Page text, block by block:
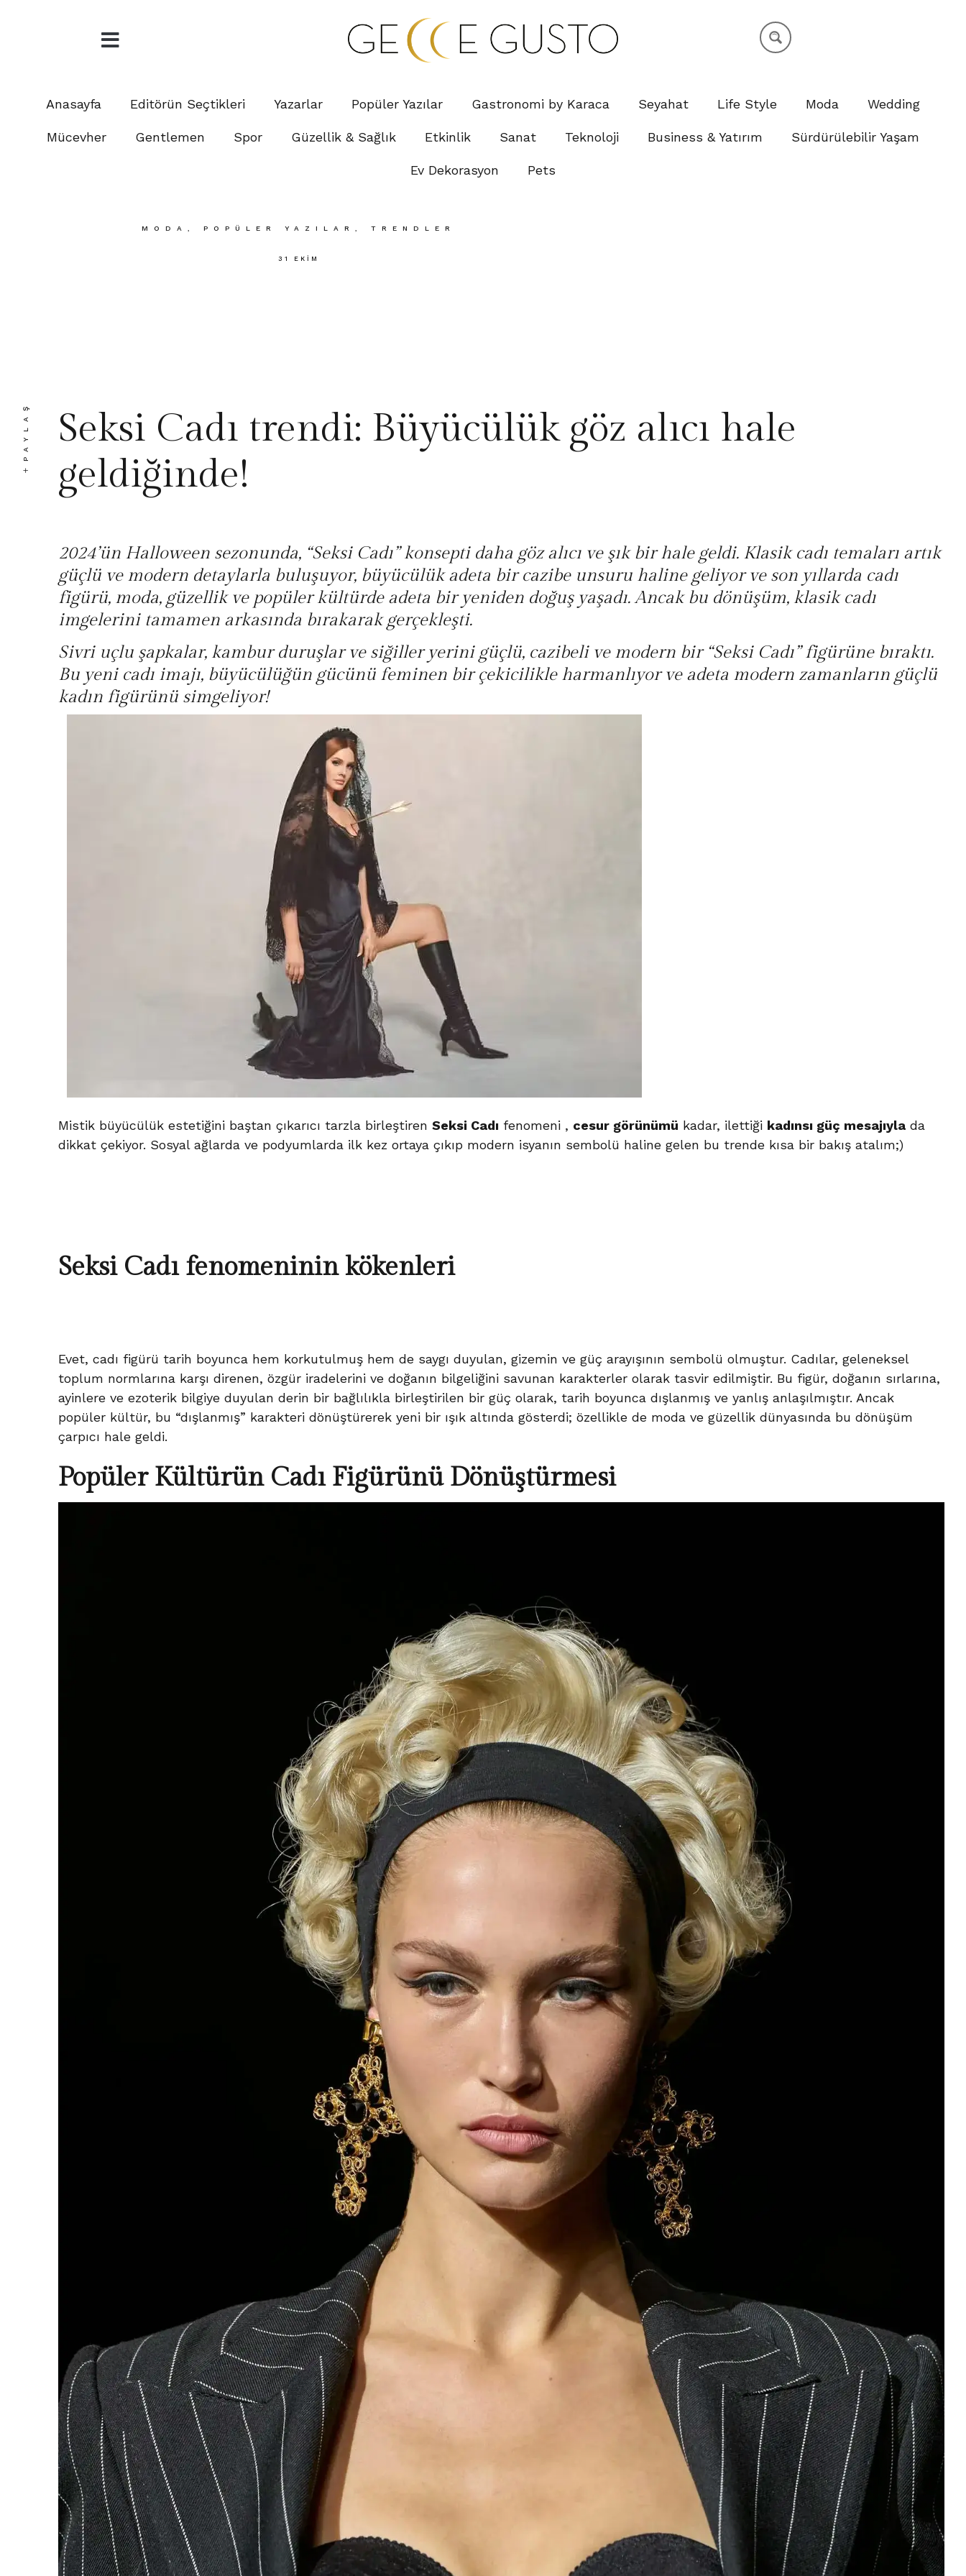
Anasayfa Editörün Seçtikleri Yazarlar Popüler Yazılar Gastronomi by Karaca Seyahat Life Style Moda Wedding
Mücevher Gentlemen Spor Güzellik & Sağlık Etkinlik Sanat Teknoloji Business & Yatırım Sürdürülebilir Yaşam
Ev Dekorasyon Pets
MODA POPÜLER YAZILAR TRENDLER
31 EKIM
PAYLAŞ
Seksi Cadı trendi: Büyücülük göz alıcı hale
geldiğinde!
2024’ün Halloween sezonunda, “Seksi Cadı” konsepti daha göz alıcı ve şık bir hale geldi. Klasik cadı temaları artık
güçlü ve modern detaylarla buluşuyor, büyücülük adeta bir cazibe unsuru haline geliyor ve son yıllarda cadı
figürü, moda, güzellik ve popüler kültürde adeta bir yeniden doğuş yaşadı. Ancak bu dönüşüm, klasik cadı
imgelerini tamamen arkasında bırakarak gerçekleşti.
Sivri uçlu şapkalar, kambur duruşlar ve siğiller yerini güçlü, cazibeli ve modern bir “Seksi Cadı” figürüne bıraktı.
Bu yeni cadı imajı, büyücülüğün gücünü feminen bir çekicilikle harmanlıyor ve adeta modern zamanların güçlü
kadın figürünü simgeliyor!
Mistik büyücülük estetiğini baştan çıkarıcı tarzla birleştirenSeksi Cadı fenomeni , cesur görünümü kadar, ilettiği kadınsı güç mesajıyla da
dikkat çekiyor. Sosyal ağlarda ve podyumlarda ilk kez ortaya çıkıp modern isyanın sembolü haline gelen bu trende kısa bir bakış atalım;)
Seksi Cadı fenomeninin kökenleri
Evet, cadı figürü tarih boyunca hem korkutulmuş hem de saygı duyulan, gizemin ve güç arayışının sembolü olmuştur. Cadılar, geleneksel
toplum normlarına karşı direnen, özgür iradelerini ve doğanın bilgeliğini savunan karakterler olarak tasvir edilmiştir. Bu figür, doğanın sırlarına,
ayinlere ve ezoterik bilgiye duyulan derin bir bağlılıkla birleştirilen bir güç olarak, tarih boyunca dışlanmış ve yanlış anlaşılmıştır. Ancak
popüler kültür, bu “dışlanmış” karakteri dönüştürerek yeni bir ışık altında gösterdi; özellikle de moda ve güzellik dünyasında bu dönüşüm
çarpıcı hale geldi.
Popüler Kültürün Cadı Figürünü Dönüştürmesi